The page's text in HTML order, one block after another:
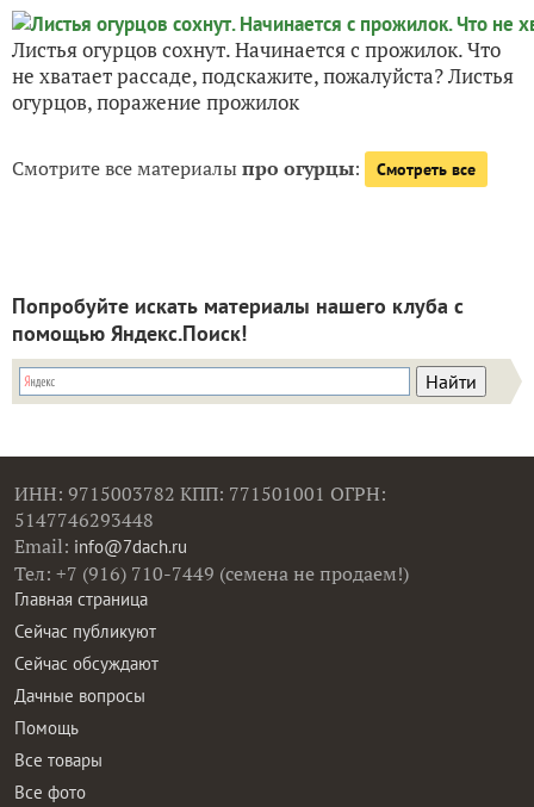
Листья огурцов сохнут. Начинается с прожилок. Что
не хватает рассаде, подскажите, пожалуйста? Листья
огурцов, поражение прожилок
Смотрите все материалыпро огурцы: Смотреть все
Попробуйте искать материалы нашего клуба с
помощью Яндекс.Поиск!
ИНН: 9715003782 КПП: 771501001 ОГРН:
5147746293448
Email: info@7dach.ru
Тел: +7 (916) 710-7449 (семена не продаем!)
Главная страница
Сейчас публикуют
Сейчас обсуждают
Дачные вопросы
Помощь
Все товары
Все фото